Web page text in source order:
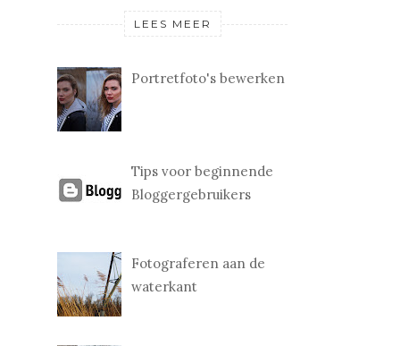
LEES MEER
Portretfoto's bewerken
Tips voor beginnende
Bloggergebruikers
Fotograferen aan de
waterkant